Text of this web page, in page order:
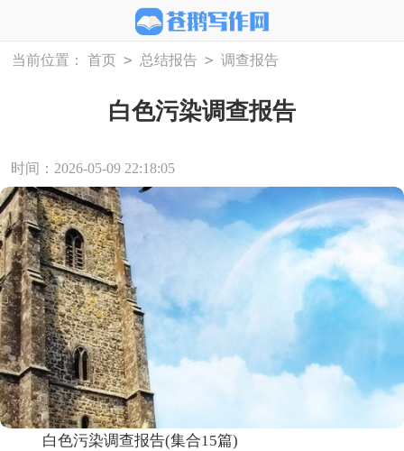
当前位置： 首页 > 总结报告 > 调查报告
白色污染调查报告
时间：2026-05-09 22:18:05
白色污染调查报告(集合15篇)